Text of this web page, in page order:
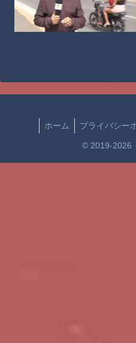
ホーム プライバシー
© 2019-2026